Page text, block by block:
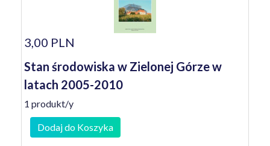
3,00 PLN
Stan środowiska w Zielonej Górze w
latach 2005-2010
1 produkt/y
Dodaj do Koszyka